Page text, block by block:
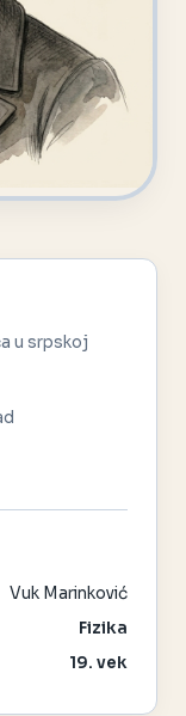
u srpskoj
Vuk Marinković
Fizika
19. vek